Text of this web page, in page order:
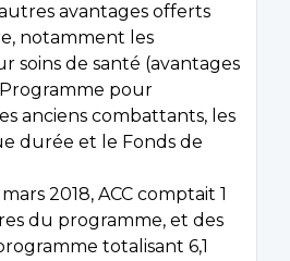
avantages offerts
notamment les
soins de santé (avantages
pour
anciens combattants, les
durée et le Fonds de
2018, ACC comptait 1
du programme, et des
totalisant 6,1